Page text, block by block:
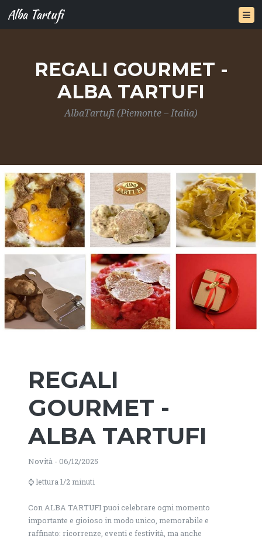
Alba Tartufi
REGALI GOURMET -
ALBA TARTUFI
AlbaTartufi (Piemonte – Italia)
REGALI
GOURMET -
ALBA TARTUFI
Novità - 06/12/2025
⌚ lettura 1/2 minuti
Con ALBA TARTUFI puoi celebrare ogni momento
importante e gioioso in modo unico, memorabile e
raffinato: ricorrenze, eventi e festività, ma anche